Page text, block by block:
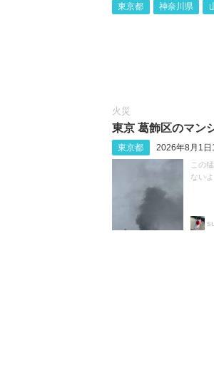
東京都 神奈川県
火災
東京 葛飾区のマン
東京都 2026年8月1日
この
ない